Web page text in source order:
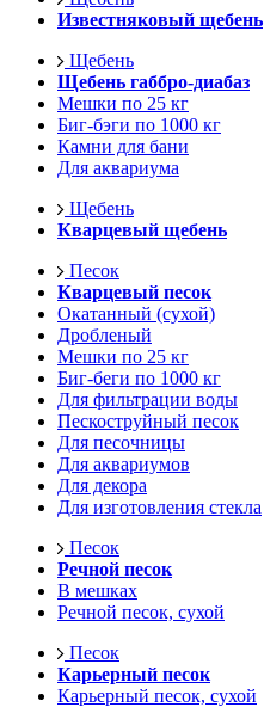
Известняковый щебень
Щебень
Щебень габбро-диабаз
Мешки по 25 кг
Биг-бэги по 1000 кг
Камни для бани
Для аквариума
Щебень
Кварцевый щебень
Песок
Кварцевый песок
Окатанный (сухой)
Дробленый
Мешки по 25 кг
Биг-беги по 1000 кг
Для фильтрации воды
Пескоструйный песок
Для песочницы
Для аквариумов
Для декора
Для изготовления стекла
Песок
Речной песок
В мешках
Речной песок, сухой
Песок
Карьерный песок
Карьерный песок, сухой